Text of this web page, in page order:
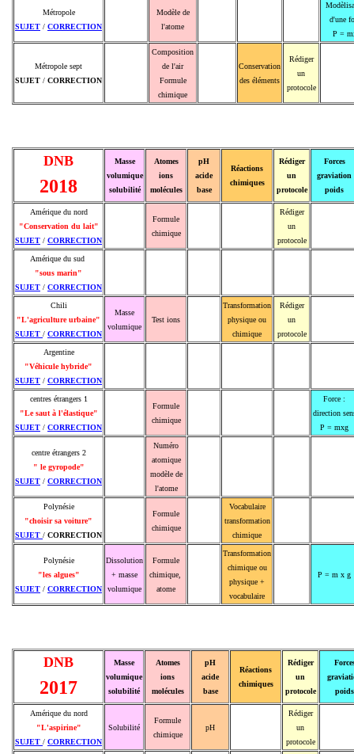
Métropole
SUJET / CORRECTION
Modèle de
l'atome
d'une
P =
Métropole sept
SUJET / CORRECTION
Composition
de l'air
Formule
chimique
Conservation
des éléments
Rédiger
un
protocole
DNB
2018
Masse
volumique
solubilité
Atomes
ions
molécules
pH
acide
base
Réactions
chimiques
Rédiger
un
protocole
Forces
graviation
poids
Amérique du nord
"Conservation du lait"
SUJET / CORRECTION
Formule
chimique
Rédiger
un
protocole
Amérique du sud
"sous marin"
SUJET / CORRECTION
Chili
"L'agriculture urbaine"
SUJET / CORRECTION
Masse
volumique
Test ions
Transformation
physique ou
chimique
Rédiger
un
protocole
Argentine
"Véhicule hybride"
SUJET / CORRECTION
centres étrangers 1
"Le saut à l'élastique"
SUJET / CORRECTION
Formule
chimique
Force :
direction
P = mxg
centre étrangers 2
" le gyropode"
SUJET / CORRECTION
Numéro
atomique
modèle de
l'atome
Polynésie
"choisir sa voiture"
SUJET / CORRECTION
Formule
chimique
Vocabulaire
transformation
chimique
Polynésie
"les algues"
SUJET / CORRECTION
Dissolution
+ masse
volumique
Formule
chimique,
atome
Transformation
chimique ou
physique +
vocabulaire
P = m x g
DNB
2017
Masse
volumique
solubilité
Atomes
ions
molécules
pH
acide
base
Réactions
chimiques
Rédiger
un
protocole
poids
Amérique du nord
"L'aspirine"
SUJET / CORRECTION
Solubilité
Formule
chimique
pH
Rédiger
un
protocole